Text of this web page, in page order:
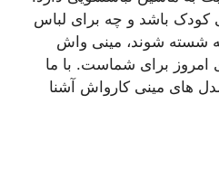
باشد و چه برای لباس
شسته شوند، مینی واش
امروز برای شماست. با ما
های مینی کارواش آشنا